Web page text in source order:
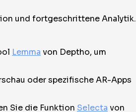
und fortgeschrittene Analytik.
Lemma von Deptho, um
oder spezifische AR-Apps
Sie die Funktion Selecta von